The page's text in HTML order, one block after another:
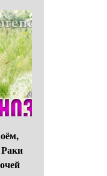
Раки